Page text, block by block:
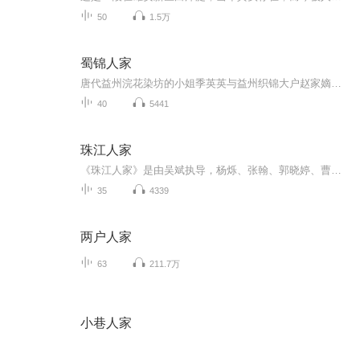
50 1.5万
蜀锦人家
40 5441
珠江人家
35 4339
两户人家
63 211.7万
小巷人家